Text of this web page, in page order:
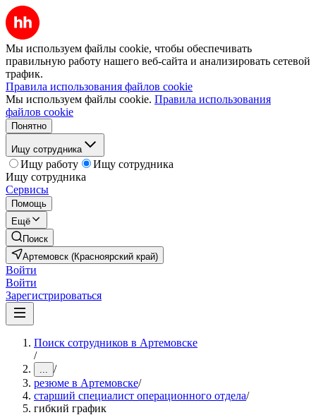
Мы используем файлы cookie, чтобы обеспечивать
правильную работу нашего веб-сайта и анализировать сетевой
трафик.
Правила использования файлов cookie
Мы используем файлы cookie. Правила использования
файлов cookie
Понятно
Ищу сотрудника
Ищу работу
Ищу сотрудника
Ищу сотрудника
Сервисы
Помощь
Ещё
Поиск
Артемовск (Красноярский край)
Войти
Войти
Зарегистрироваться
Поиск сотрудников в Артемовске
/
... /
резюме в Артемовске/
старший специалист операционного отдела/
гибкий график